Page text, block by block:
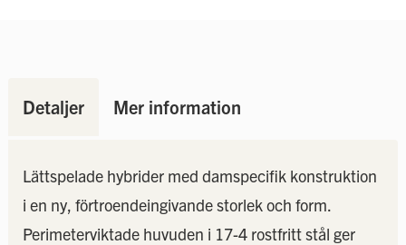
Detaljer Mer information
Lättspelade hybrider med damspecifik konstruktion
i en ny, förtroendeingivande storlek och form.
Perimeterviktade huvuden i 17-4 rostfritt stål ger